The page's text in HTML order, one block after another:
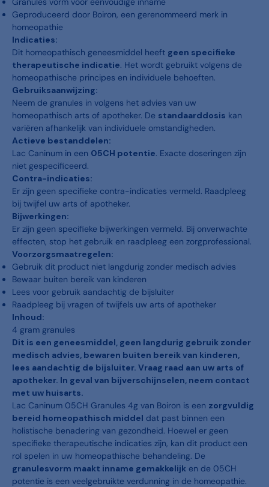
Geproduceerd door Boiron, een gerenommeerd merk in
homeopathie
Indicaties:
Dit homeopathisch geneesmiddel heeft geen specifieke
therapeutische indicatie. Het wordt gebruikt volgens de
homeopathische principes en individuele behoeften.
Gebruiksaanwijzing:
Neem de granules in volgens het advies van uw
homeopathisch arts of apotheker. De standaarddosis kan
variëren afhankelijk van individuele omstandigheden.
Actieve bestanddelen:
Lac Caninum in een 05CH potentie. Exacte doseringen zijn
niet gespecificeerd.
Contra-indicaties:
Er zijn geen specifieke contra-indicaties vermeld. Raadpleeg
bij twijfel uw arts of apotheker.
Bijwerkingen:
Er zijn geen specifieke bijwerkingen vermeld. Bij onverwachte
effecten, stop het gebruik en raadpleeg een zorgprofessional.
Voorzorgsmaatregelen:
Gebruik dit product niet langdurig zonder medisch advies
Bewaar buiten bereik van kinderen
Lees voor gebruik aandachtig de bijsluiter
Raadpleeg bij vragen of twijfels uw arts of apotheker
Inhoud:
4 gram granules
Dit is een geneesmiddel, geen langdurig gebruik zonder
medisch advies, bewaren buiten bereik van kinderen,
lees aandachtig de bijsluiter. Vraag raad aan uw arts of
apotheker. In geval van bijverschijnselen, neem contact
met uw huisarts.
Lac Caninum 05CH Granules 4g van Boiron is een zorgvuldig
bereid homeopathisch middel dat past binnen een
holistische benadering van gezondheid. Hoewel er geen
specifieke therapeutische indicaties zijn, kan dit product een
rol spelen in uw homeopathische behandeling. De
granulesvorm maakt inname gemakkelijk en de 05CH
potentie is een veelgebruikte verdunning in de homeopathie.